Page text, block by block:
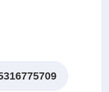
在沸腾温度下的55%H3
mm/a；